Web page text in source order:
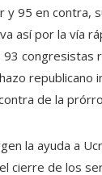
95 en contra,
así por la vía
congresistas
republicano
de la
la ayuda a
cierre de los